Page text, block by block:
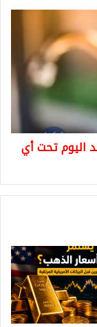
اليوم تحت أي